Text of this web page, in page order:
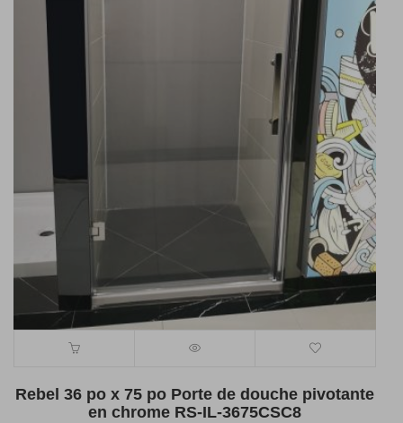
Rebel 36 po x 75 po Porte de douche pivotante
en chrome RS-IL-3675CSC8